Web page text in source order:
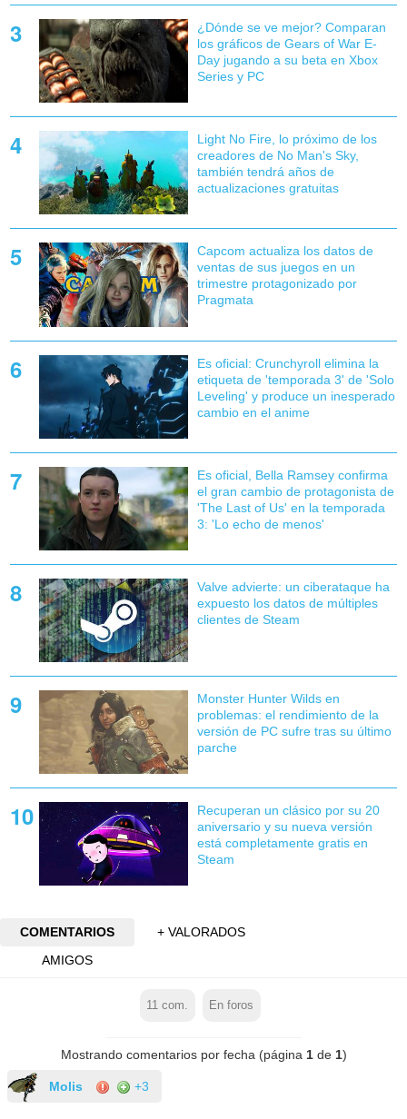
¿Dónde se ve mejor? Comparan
los gráficos de Gears of War E-
Day jugando a su beta en Xbox
Series y PC
Light No Fire, lo próximo de los
creadores de No Man's Sky,
también tendrá años de
actualizaciones gratuitas
Capcom actualiza los datos de
ventas de sus juegos en un
trimestre protagonizado por
Pragmata
Es oficial: Crunchyroll elimina la
etiqueta de 'temporada 3' de 'Solo
Leveling' y produce un inesperado
cambio en el anime
Es oficial, Bella Ramsey confirma
el gran cambio de protagonista de
'The Last of Us' en la temporada
3: 'Lo echo de menos'
Valve advierte: un ciberataque ha
expuesto los datos de múltiples
clientes de Steam
Monster Hunter Wilds en
problemas: el rendimiento de la
versión de PC sufre tras su último
parche
Recuperan un clásico por su 20
aniversario y su nueva versión
está completamente gratis en
Steam
COMENTARIOS
+ VALORADOS
AMIGOS
11 com. En foros
Mostrando comentarios por fecha (página 1de 1)
Molis +3